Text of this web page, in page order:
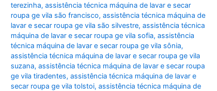
terezinha,assistência técnica máquina de lavar e secar
roupa ge vila são francisco,assistência técnica máquina de
lavar e secar roupa ge vila são silvestre,assistência técnica
máquina de lavar e secar roupa ge vila sofia,assistência
técnica máquina de lavar e secar roupa ge vila sônia,
assistência técnica máquina de lavar e secar roupa ge vila
suzana,assistência técnica máquina de lavar e secar roupa
ge vila tiradentes,assistência técnica máquina de lavar e
secar roupa ge vila tolstoi,assistência técnica máquina de